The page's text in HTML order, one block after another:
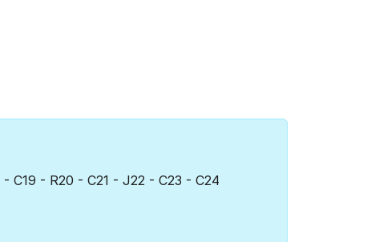
C19 - R20 - C21 - J22 - C23 - C24